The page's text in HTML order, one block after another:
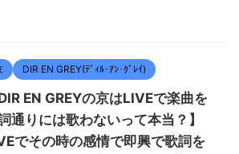
DIR EN GREY(ﾃﾞｨﾙ･ｱﾝ･ｸﾞﾚｲ)
DIR EN GREYの京はLIVEで楽曲を
通りには歌わないって本当？】
でその時の感情で即興で歌詞を